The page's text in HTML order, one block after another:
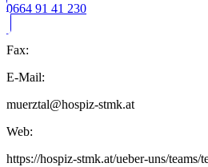
0664 91 41 230
Fax:
E-Mail:
muerztal@hospiz-stmk.at
Web:
https://hospiz-stmk.at/ueber-uns/teams/